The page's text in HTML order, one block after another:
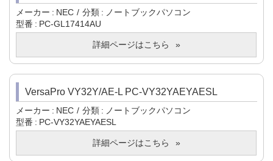
メーカー NEC 分類
ノートブックパソコン
型番
PC-GL17414AU
詳細ページはこちら
VersaPro VY32Y/AE-L PC-VY32YAEYAESL
メーカー NEC 分類
ノートブックパソコン
型番
PC-VY32YAEYAESL
詳細ページはこちら